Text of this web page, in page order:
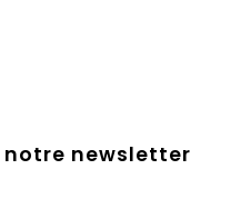
newsletter